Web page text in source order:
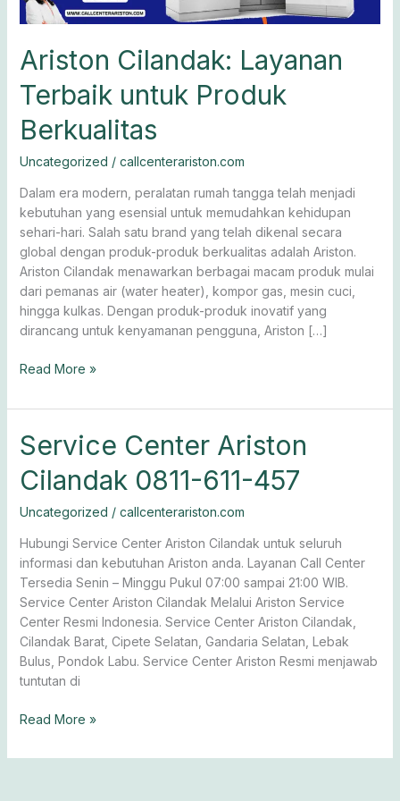
Ariston Cilandak: Layanan
Terbaik untuk Produk
Berkualitas
Uncategorized / callcenterariston.com
Dalam era modern, peralatan rumah tangga telah menjadi
kebutuhan yang esensial untuk memudahkan kehidupan
sehari-hari. Salah satu brand yang telah dikenal secara
global dengan produk-produk berkualitas adalah Ariston.
Ariston Cilandak menawarkan berbagai macam produk mulai
dari pemanas air (water heater), kompor gas, mesin cuci,
hingga kulkas. Dengan produk-produk inovatif yang
dirancang untuk kenyamanan pengguna, Ariston […]
Read More »
Service Center Ariston
Cilandak 0811-611-457
Uncategorized / callcenterariston.com
Hubungi Service Center Ariston Cilandak untuk seluruh
informasi dan kebutuhan Ariston anda. Layanan Call Center
Tersedia Senin – Minggu Pukul 07:00 sampai 21:00 WIB.
Service Center Ariston Cilandak Melalui Ariston Service
Center Resmi Indonesia. Service Center Ariston Cilandak,
Cilandak Barat, Cipete Selatan, Gandaria Selatan, Lebak
Bulus, Pondok Labu. Service Center Ariston Resmi menjawab
tuntutan di
Service
Center
Ariston
0811-
611-
457
Read More »